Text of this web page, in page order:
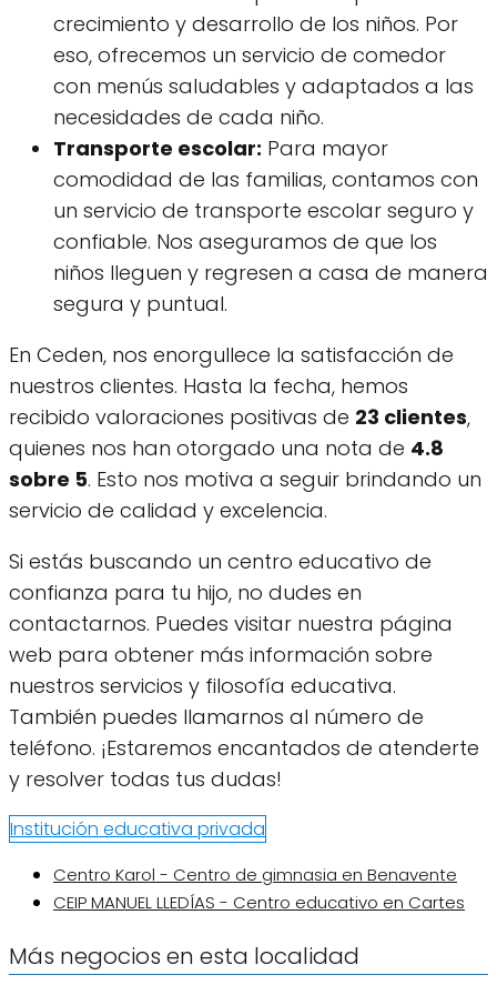
crecimiento y desarrollo de los niños. Por
eso, ofrecemos un servicio de comedor
con menús saludables y adaptados a las
necesidades de cada niño.
Transporte escolar: Para mayor
comodidad de las familias, contamos con
un servicio de transporte escolar seguro y
confiable. Nos aseguramos de que los
niños lleguen y regresen a casa de manera
segura y puntual.
En Ceden, nos enorgullece la satisfacción de
nuestros clientes. Hasta la fecha, hemos
recibido valoraciones positivas de 23 clientes,
quienes nos han otorgado una nota de 4.8
sobre 5. Esto nos motiva a seguir brindando un
servicio de calidad y excelencia.
Si estás buscando un centro educativo de
confianza para tu hijo, no dudes en
contactarnos. Puedes visitar nuestra página
web para obtener más información sobre
nuestros servicios y filosofía educativa.
También puedes llamarnos al número de
teléfono. ¡Estaremos encantados de atenderte
y resolver todas tus dudas!
Institución educativa privada
Centro Karol - Centro de gimnasia en Benavente
CEIP MANUEL LLEDÍAS - Centro educativo en Cartes
Más negocios en esta localidad